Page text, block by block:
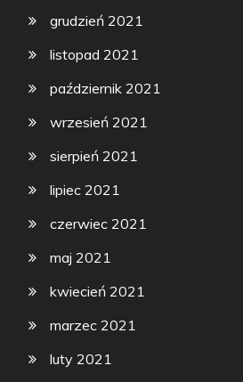
grudzień 2021
listopad 2021
październik 2021
wrzesień 2021
sierpień 2021
lipiec 2021
czerwiec 2021
maj 2021
kwiecień 2021
marzec 2021
luty 2021